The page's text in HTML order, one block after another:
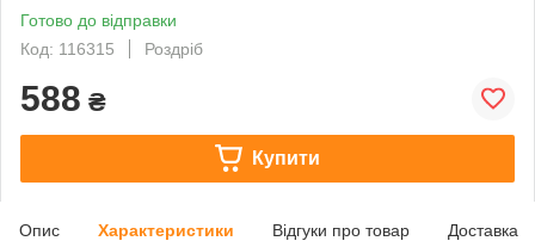
Готово до відправки
Код: 116315
Роздріб
588 ₴
Купити
Опис Характеристики Відгуки про товар Доставка